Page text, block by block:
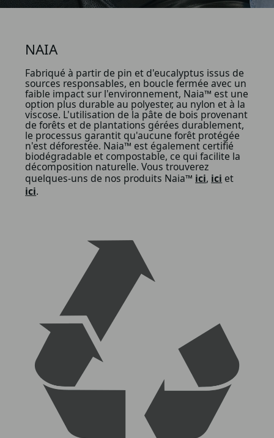
NAIA
Fabriqué à partir de pin et d'eucalyptus issus de
sources responsables, en boucle fermée avec un
faible impact sur l'environnement, Naia™ est une
option plus durable au polyester, au nylon et à la
viscose. L'utilisation de la pâte de bois provenant
de forêts et de plantations gérées durablement,
le processus garantit qu'aucune forêt protégée
n'est déforestée. Naia™ est également certifié
biodégradable et compostable, ce qui facilite la
décomposition naturelle. Vous trouverez
quelques-uns de nos produits Naia™ ici, ici et
ici.